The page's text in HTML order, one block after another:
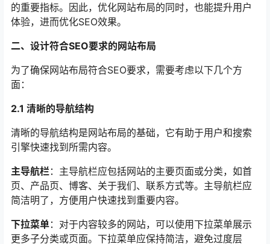
的重要指标。因此，优化网站布局的同时，也能提升用户
体验，进而优化SEO效果。
二、设计符合SEO要求的网站布局
为了确保网站布局符合SEO要求，需要考虑以下几个方
面：
2.1 清晰的导航结构
清晰的导航结构是网站布局的基础，它有助于用户和搜索
引擎快速找到所需内容。
主导航栏：主导航栏应包括网站的主要页面或分类，如首
页、产品页、博客、关于我们、联系方式等。主导航栏应
简洁明了，方便用户快速找到重要内容。
下拉菜单：对于内容较多的网站，可以使用下拉菜单展示
更多子分类或页面。下拉菜单应保持简洁，避免过度层